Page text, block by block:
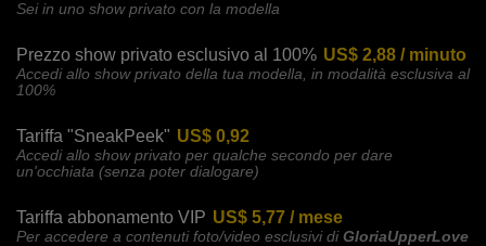
Sei in uno show privato con la modella
Prezzo show privato esclusivo al 100% US$ 2,88 / minuto
Accedi allo show privato della tua modella, in modalità esclusiva al
100%
Tariffa "SneakPeek" US$ 0,92
Accedi allo show privato per qualche secondo per dare
un'occhiata (senza poter dialogare)
Tariffa abbonamento VIP US$ 5,77 / mese
Per accedere a contenuti foto/video esclusivi diGloriaUpperLove